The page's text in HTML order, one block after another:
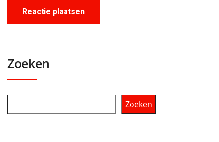
Zoeken
Zoeken